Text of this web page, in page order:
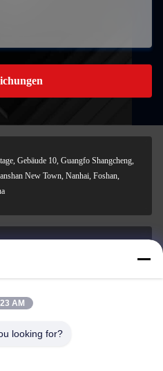
Gebäude 10, Guangfo Shangcheng,
New Town, Nanhai, Foshan,
0524
AM
looking for?